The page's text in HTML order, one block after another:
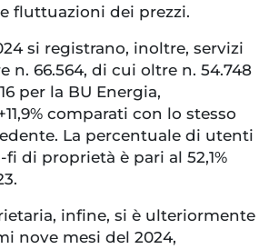
fluttuazioni dei prezzi.
si registrano, inoltre, servizi
66.564, di cui oltre n. 54.748
per la BU Energia,
comparati con lo stesso
La percentuale di utenti
di proprietà è pari al 52,1%
infine, si è ulteriormente
nove mesi del 2024,